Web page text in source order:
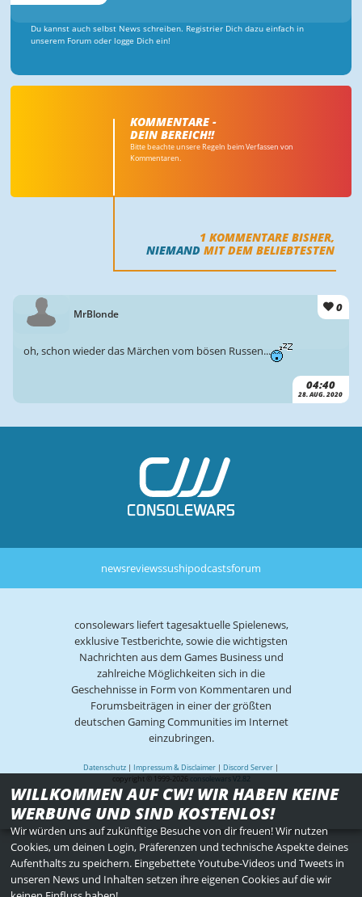
Du kannst auch selbst News schreiben. Registrier Dich dazu einfach in
unserem Forum oder logge Dich ein!
KOMMENTARE -
DEIN BEREICH!!
Bitte beachte unsere Regeln beim Verfassen von
Kommentaren.
1 KOMMENTARE BISHER,
NIEMAND MIT DEM BELIEBTESTEN
MrBlonde 0
04:40
28. AUG. 2020
oh, schon wieder das Märchen vom bösen Russen...
newsreviewssushipodcastsforum
consolewars liefert tagesaktuelle Spielenews,
exklusive Testberichte, sowie die wichtigsten
Nachrichten aus dem Games Business und
zahlreiche Möglichkeiten sich in die
Geschehnisse in Form von Kommentaren und
Forumsbeiträgen in einer der größten
deutschen Gaming Communities im Internet
einzubringen.
Datenschutz | Impressum & Disclaimer | Discord Server |
copyright © 1999-2026
consolewars V2.82
WILLKOMMEN AUF CW! WIR HABEN KEINE
WERBUNG UND SIND KOSTENLOS!
Wir würden uns auf zukünftige Besuche von dir freuen! Wir nutzen
Cookies, um deinen Login, Präferenzen und technische Aspekte deines
Aufenthalts zu speichern. Eingebettete Youtube-Videos und Tweets in
unseren News und Inhalten setzen ihre eigenen Cookies auf die wir